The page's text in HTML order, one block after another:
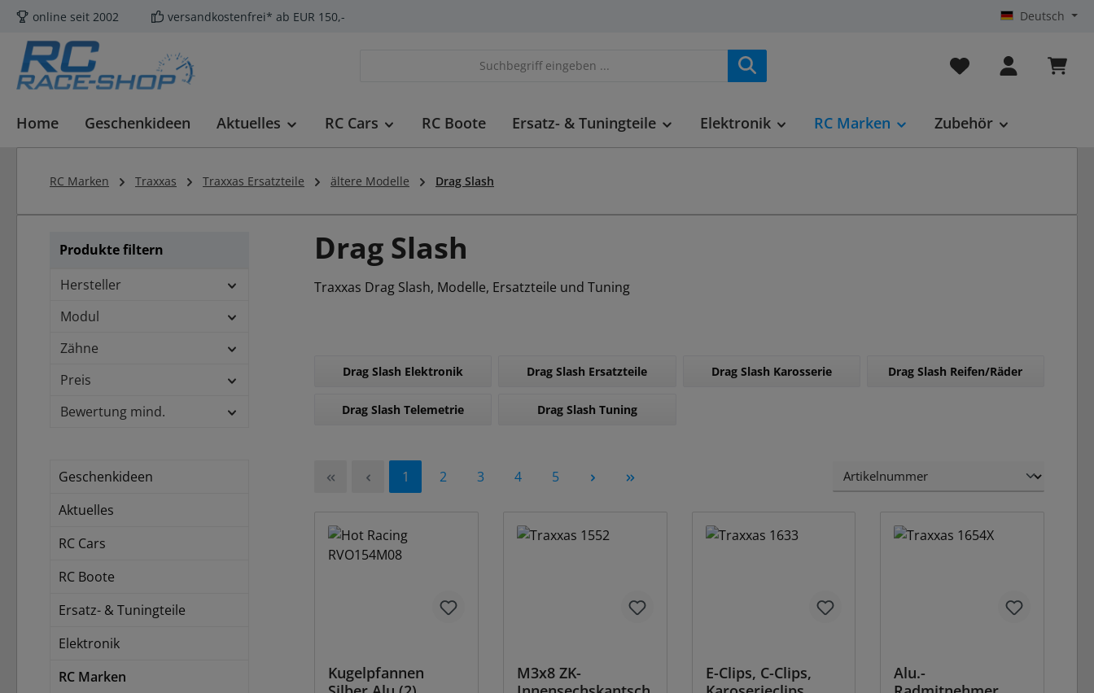
Hauptinhalt springen
Zur Suche springen
Zur Hauptnavigation springen
online seit 2002 versandkostenfrei* ab EUR 150,- Deutsch
Du hast 0 Produkte
Home Geschenkideen Aktuelles RC Cars RC Boote Ersatz- & Tuningteile Elektronik RC Marken Zubehör
RC Marken Traxxas Traxxas Ersatzteile ältere Modelle Drag Slash
Produkte filtern
Hersteller
Modul
Zähne
Preis
Bewertung mind.
Geschenkideen
Aktuelles
RC Cars
RC Boote
Ersatz- & Tuningteile
Elektronik
RC Marken
Drag Slash
Traxxas Drag Slash, Modelle, Ersatzteile und Tuning
Drag Slash Elektronik Drag Slash Ersatzteile Drag Slash Karosserie Drag Slash Reifen/Räder
Drag Slash Telemetrie Drag Slash Tuning
Seite
1 Seite
2 Seite
3 Seite
4 Seite
5
Kugelpfannen
M3x8 ZK-
E-Clips, C-Clips,
Alu.-